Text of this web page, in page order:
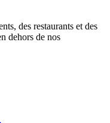
des restaurants et des
dehors de nos